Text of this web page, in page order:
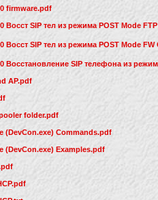
firmware.pdf
Восст SIP тел из режима POST Mode
Восст SIP тел из режима POST Mode
Восстановление SIP телефона из
AP.pdf
folder.pdf
(DevCon.exe) Commands.pdf
(DevCon.exe) Examples.pdf